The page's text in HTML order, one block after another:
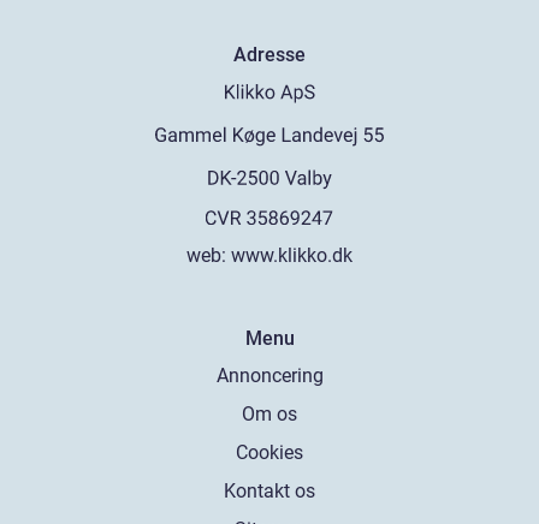
Adresse
web: www.klikko.dk
Menu
Annoncering
Om os
Cookies
Kontakt os